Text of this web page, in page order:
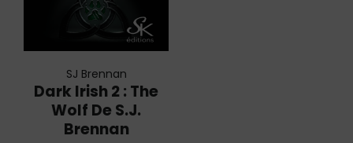
Dark Irish 2 : The
Wolf De S.J.
Brennan
SJ Brennan